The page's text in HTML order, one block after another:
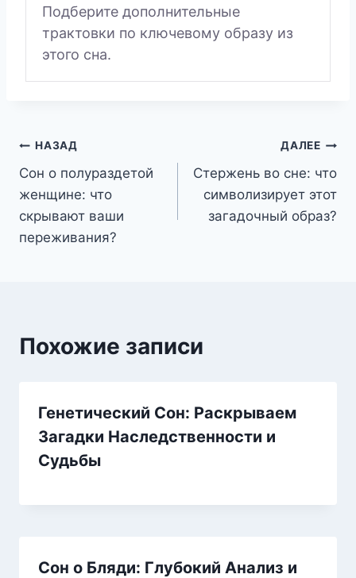
Подберите дополнительные
трактовки по ключевому образу из
этого сна.
Навигация
по
записям
НАЗАД
Сон о полураздетой
женщине: что
скрывают ваши
переживания?
ДАЛЕЕ
Стержень во сне: что
символизирует этот
загадочный образ?
Похожие записи
Генетический Сон: Раскрываем
Загадки Наследственности и
Судьбы
Сон о Бляди: Глубокий Анализ и